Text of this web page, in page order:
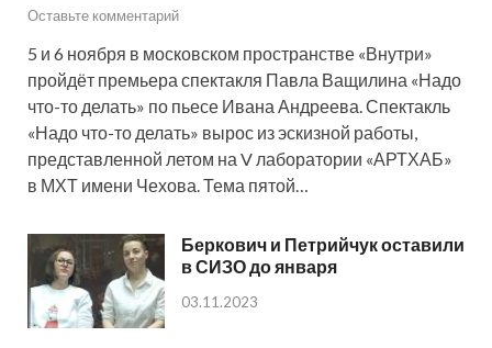
Оставьте комментарий
5 и 6 ноября в московском пространстве «Внутри»
пройдёт премьера спектакля Павла Ващилина «Надо
что-то делать» по пьесе Ивана Андреева. Спектакль
«Надо что-то делать» вырос из эскизной работы,
представленной летом на V лаборатории «АРТХАБ»
в МХТ имени Чехова. Тема пятой…
Беркович и Петрийчук оставили
в СИЗО до января
03.11.2023